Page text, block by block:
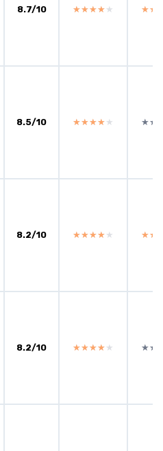
8.7/10 ★★★★★
★★★★★
8.5/10 ★★★★★
★★★★★
8.2/10 ★★★★★
★★★★★
8.2/10 ★★★★★
★★★★★